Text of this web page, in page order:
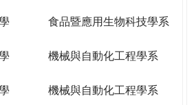
食品暨應用生物科技學系
機械與自動化工程學系
機械與自動化工程學系